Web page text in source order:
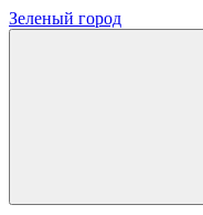
Зеленый город